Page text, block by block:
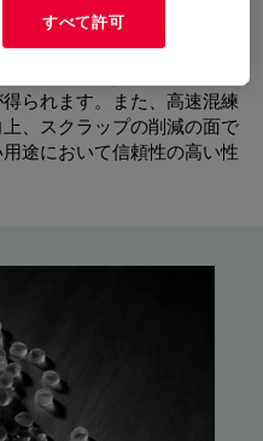
技術で作られてお
能です。この技術により、
量、Mooney粘度の調整可能
られます。また、高速混練
、スクラップの削減の面で
途において信頼性の高い性
すべて許可